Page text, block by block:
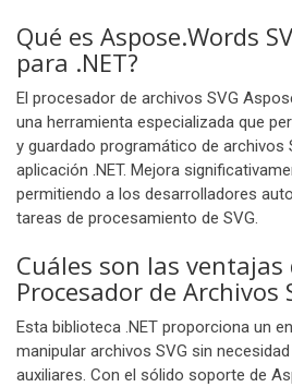
Qué es Aspose.Words
para .NET?
El procesador de archivos SVG
una herramienta especializada que
y guardado programático de archivos
aplicación .NET. Mejora
permitiendo a los desarrolladores
tareas de procesamiento de SVG.
Cuáles son las ventajas
Procesador de Archivos
Esta biblioteca .NET proporciona un
manipular archivos SVG sin
auxiliares. Con el sólido soporte de